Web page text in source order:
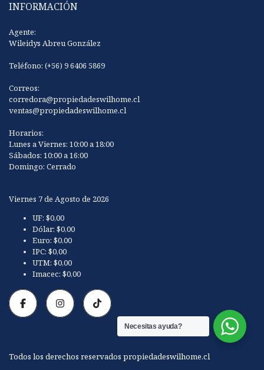
INFORMACIÓN
Agente:
Wileidys Abreu González
Teléfono: (+56) 9 6406 5869
Correos:
corredora@propiedadeswilhome.cl
ventas@propiedadeswilhome.cl
Horarios:
Lunes a Viernes: 10:00 a 18:00
Sábados: 10:00 a 16:00
Domingo: Cerrado
Viernes 7 de Agosto de 2026
UF:$0,00
Dólar:$0,00
Euro:$0,00
IPC:$0,00
UTM:$0,00
Imacec:$0,00
Todos los derechos reservados propiedadeswilhome.cl
Necesitas ayuda?